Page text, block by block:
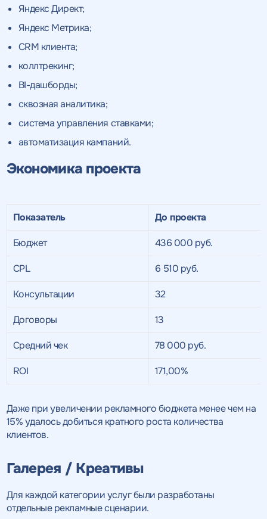
Яндекс Директ;
Яндекс Метрика;
CRM клиента;
коллтрекинг;
BI-дашборды;
сквозная аналитика;
система управления ставками;
автоматизация кампаний.
Экономика проекта
Показатель До проекта
Бюджет 436 000 руб.
CPL 6 510 руб.
Консультации 32
Договоры 13
Средний чек 78 000 руб.
ROI 171,00%
Даже при увеличении рекламного бюджета менее чем на
15% удалось добиться кратного роста количества
клиентов.
Галерея / Креативы
Для каждой категории услуг были разработаны
отдельные рекламные сценарии.